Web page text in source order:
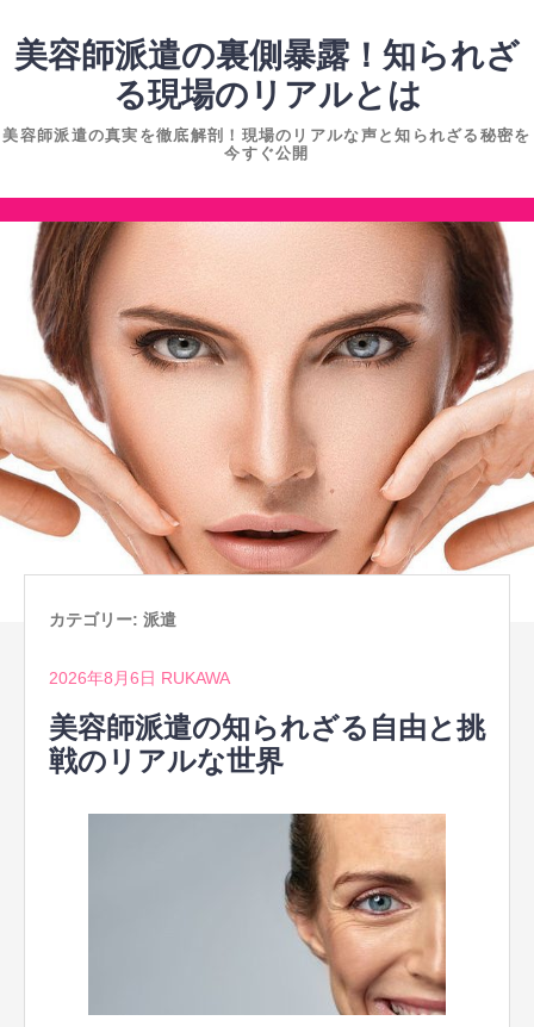
ン
ツ
美容師派遣の裏側暴露！知られざ
る現場のリアルとは
美容師派遣の真実を徹底解剖！現場のリアルな声と知られざる秘密を
今すぐ公開
コ
へ
ス
キ
ッ
プ
カテゴリー: 派遣
2026年8月6日 RUKAWA
美容師派遣の知られざる自由と挑
戦のリアルな世界